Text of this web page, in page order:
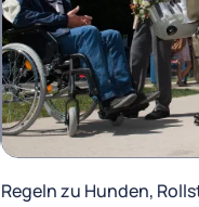
Regeln zu Hunden,